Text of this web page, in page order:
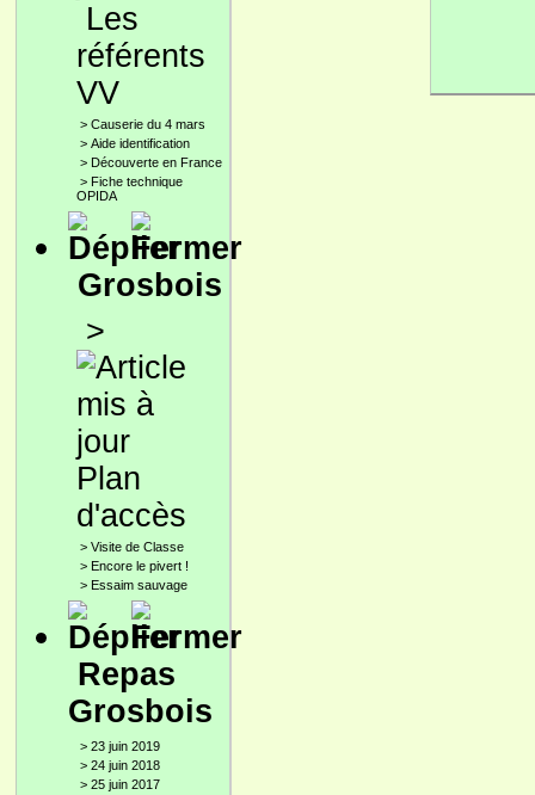
Les
référents
VV
> Causerie du 4 mars
> Aide identification
> Découverte en France
> Fiche technique
OPIDA
Grosbois
>
Plan
d'accès
> Visite de Classe
> Encore le pivert !
> Essaim sauvage
Repas
Grosbois
> 23 juin 2019
> 24 juin 2018
> 25 juin 2017